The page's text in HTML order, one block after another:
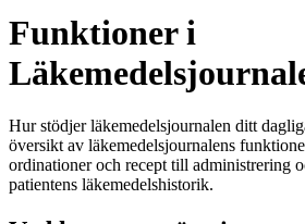
Funktioner i
Hur stödjer läkemedelsjournalen ditt
översikt av läkemedelsjournalens
ordinationer och recept till administrering
patientens läkemedelshistorik.